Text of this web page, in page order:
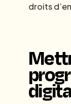
droits